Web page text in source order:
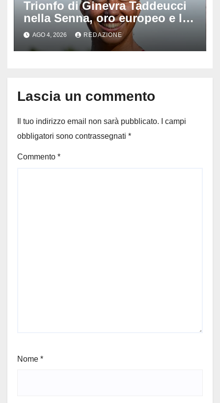
Trionfo di Ginevra Taddeucci
nella Senna, oro europeo e la
stoccata sul fiume di Parigi:
‘Era bella zozza’
AGO 4, 2026 REDAZIONE
Lascia un commento
Il tuo indirizzo email non sarà pubblicato.
I campi
obbligatori sono contrassegnati *
Commento *
Nome *